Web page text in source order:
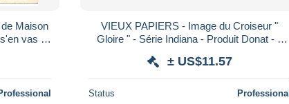
Maison
vas t
VIEUX PAPIERS - Image du Croiseur "
Gloire " - Série Indiana - Produit Donat - L
± US$11.57
Status Professional